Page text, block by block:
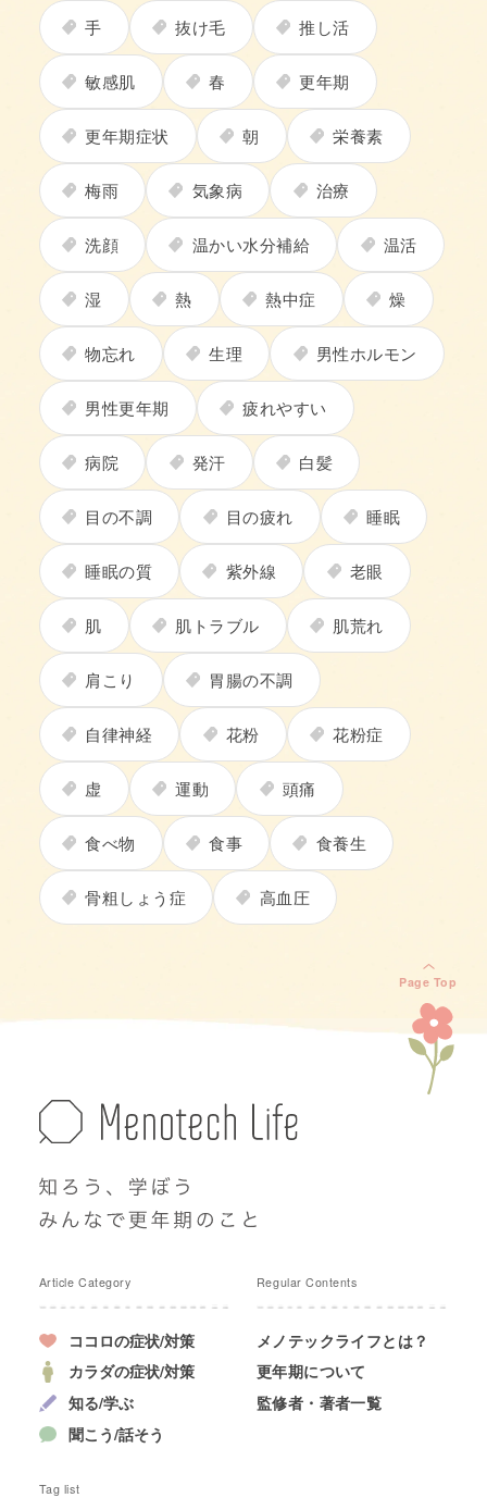
手 抜け毛 推し活
敏感肌 春 更年期
更年期症状 朝 栄養素
梅雨 気象病 治療
洗顔 温かい水分補給 温活
湿 熱 熱中症 燥
物忘れ 生理 男性ホルモン
男性更年期 疲れやすい
病院 発汗 白髪
目の不調 目の疲れ 睡眠
睡眠の質 紫外線 老眼
肌 肌トラブル 肌荒れ
肩こり 胃腸の不調
自律神経 花粉 花粉症
虚 運動 頭痛
食べ物 食事 食養生
骨粗しょう症 高血圧
Page Top
Article Category
ココロの症状/対策
カラダの症状/対策
知る/学ぶ
聞こう/話そう
Regular Contents
メノテックライフとは？
更年期について
監修者・著者一覧
Tag list